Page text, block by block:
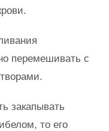
перемешивать с
закапывать
то его